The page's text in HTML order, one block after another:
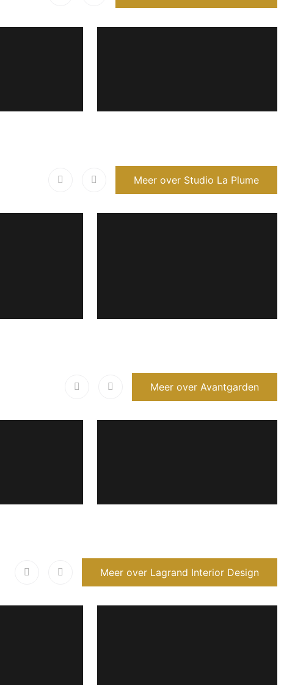
Meer over Studio La Plume
Meer over Avantgarden
Meer over Lagrand Interior Design